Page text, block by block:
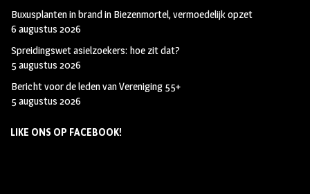
Buxusplanten in brand in Biezenmortel, vermoedelijk opzet
6 augustus 2026
Spreidingswet asielzoekers: hoe zit dat?
5 augustus 2026
Bericht voor de leden van Vereniging 55+
5 augustus 2026
LIKE ONS OP FACEBOOK!